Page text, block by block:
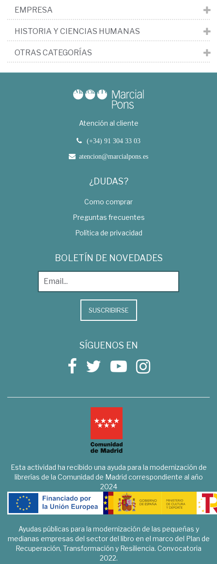
EMPRESA
HISTORIA Y CIENCIAS HUMANAS
OTRAS CATEGORÍAS
Atención al cliente
(+34) 91 304 33 03
atencion@marcialpons.es
¿DUDAS?
Como comprar
Preguntas frecuentes
Política de privacidad
BOLETÍN DE NOVEDADES
SUSCRIBIRSE
SÍGUENOS EN
Esta actividad ha recibido una ayuda para la modernización de
librerías de la Comunidad de Madrid correspondiente al año
2024
Ayudas públicas para la modernización de las pequeñas y
medianas empresas del sector del libro en el marco del Plan de
Recuperación, Transformación y Resiliencia. Convocatoria
2022.